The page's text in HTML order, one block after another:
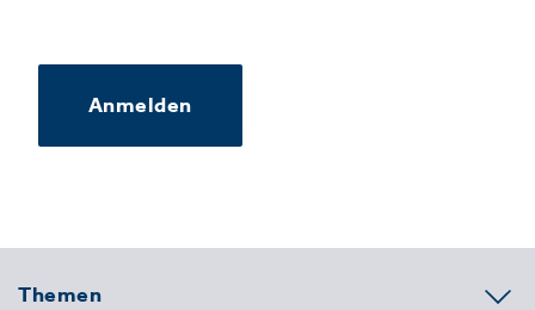
Anmelden
Themen